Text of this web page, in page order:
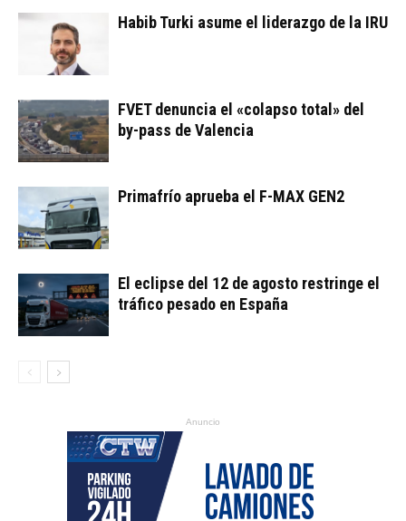
Habib Turki asume el liderazgo de la IRU
FVET denuncia el «colapso total» del
by-pass de Valencia
Primafrío aprueba el F-MAX GEN2
El eclipse del 12 de agosto restringe el
tráfico pesado en España
Anuncio